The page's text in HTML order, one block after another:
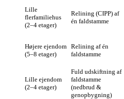
Lille
flerfamiliehus
(2–4 etager)
Relining (CIPP) af
én faldstamme
Højere ejendom
(5–8 etager)
Relining af én
faldstamme
Lille ejendom
(2–4 etager)
Fuld udskiftning af
faldstamme
(nedbrud &
genopbygning)